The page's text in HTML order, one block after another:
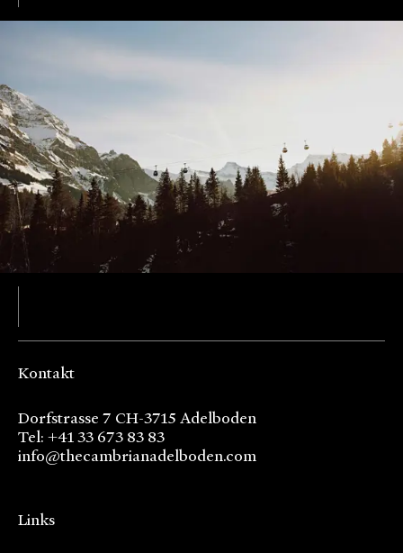
Kontakt
Dorfstrasse 7 CH-3715 Adelboden
Tel: +41 33 673 83 83
info@thecambrianadelboden.com
Links